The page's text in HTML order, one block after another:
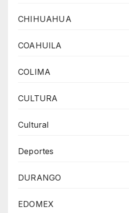
CHIHUAHUA
COAHUILA
COLIMA
CULTURA
Cultural
Deportes
DURANGO
EDOMEX